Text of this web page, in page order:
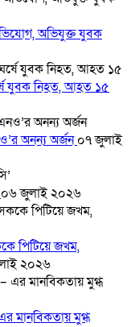
অভিযুক্ত যুবক
যুবক নিহত, আহত ১৫
অনন্য অর্জন০৭ জুলাই
০৬ জুলাই ২০২৬
পিটিয়ে জখম,
২০২৬
মানবিকতায় মুগ্ধ